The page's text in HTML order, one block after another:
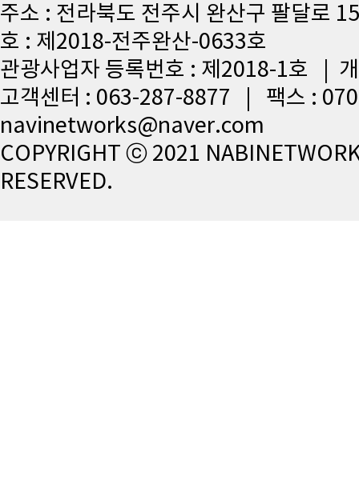
주소 : 전라북도 전주시 완산구 팔달로
호 : 제2018-전주완산-0633호
관광사업자 등록번호 : 제2018-1호 |
고객센터 : 063-287-8877 | 팩스 :
navinetworks@naver.com
COPYRIGHT ⓒ 2021
RESERVED.